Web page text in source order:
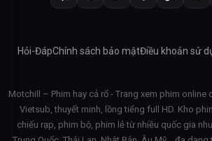
Hỏi-ĐápChính sách bảo mậtĐiều khoản sử
Motchill – Phim hay cả rổ - Trang xem phim online
Vietsub, thuyết minh, lồng tiếng full HD. Kho
chiếu rạp, phim bộ, phim lẻ từ nhiều quốc gia